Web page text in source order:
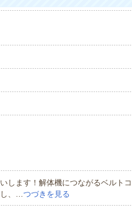
します！解体機につながるベルトコ
し、…つづきを見る